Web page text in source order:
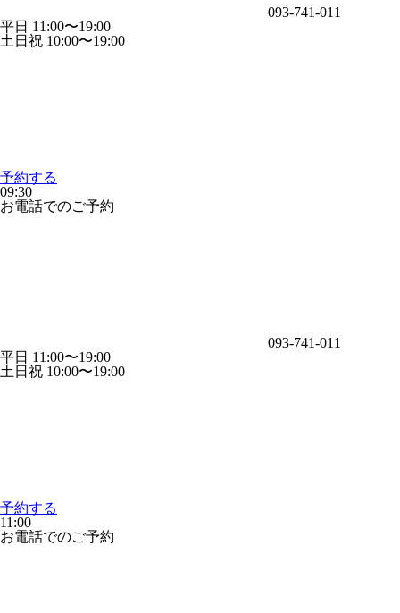
093-741-011
平日 11:00〜19:00
土日祝 10:00〜19:00
予約する
09:30
お電話でのご予約
093-741-011
平日 11:00〜19:00
土日祝 10:00〜19:00
予約する
11:00
お電話でのご予約